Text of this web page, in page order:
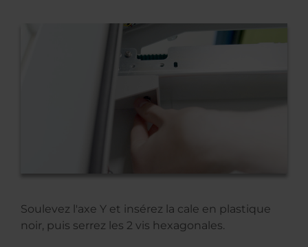
Soulevez l'axe Y et insérez la cale en plastique
noir, puis serrez les 2 vis hexagonales.